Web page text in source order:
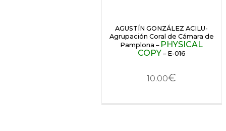
AGUSTÍN GONZÁLEZ ACILU-
Agrupación Coral de Cámara de
Pamplona – PHYSICAL
COPY – E-016
10.00€